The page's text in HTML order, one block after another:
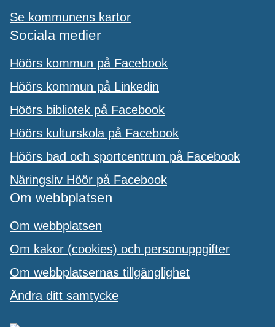
Se kommunens kartor
Sociala medier
Höörs kommun på Facebook
Höörs kommun på Linkedin
Höörs bibliotek på Facebook
Höörs kulturskola på Facebook
Höörs bad och sportcentrum på Facebook
Näringsliv Höör på Facebook
Om webbplatsen
Om webbplatsen
Om kakor (cookies) och personuppgifter
Om webbplatsernas tillgänglighet
Ändra ditt samtycke